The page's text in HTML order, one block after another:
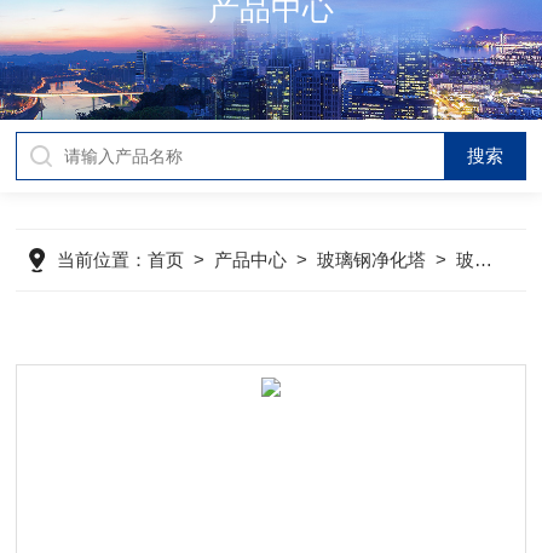
产品中心
当前位置：首页 > 产品中心 >玻璃钢净化塔 >玻璃钢酸雾净化塔